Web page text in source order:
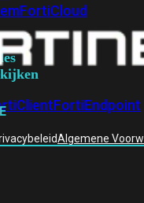
FortiCloud
FortiEndpoint
Algemene